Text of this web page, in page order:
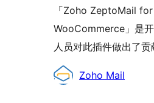
「Zoho ZeptoMail for
WooCommerce」是
人员对此插件做出了贡
贡
Zoho Mail